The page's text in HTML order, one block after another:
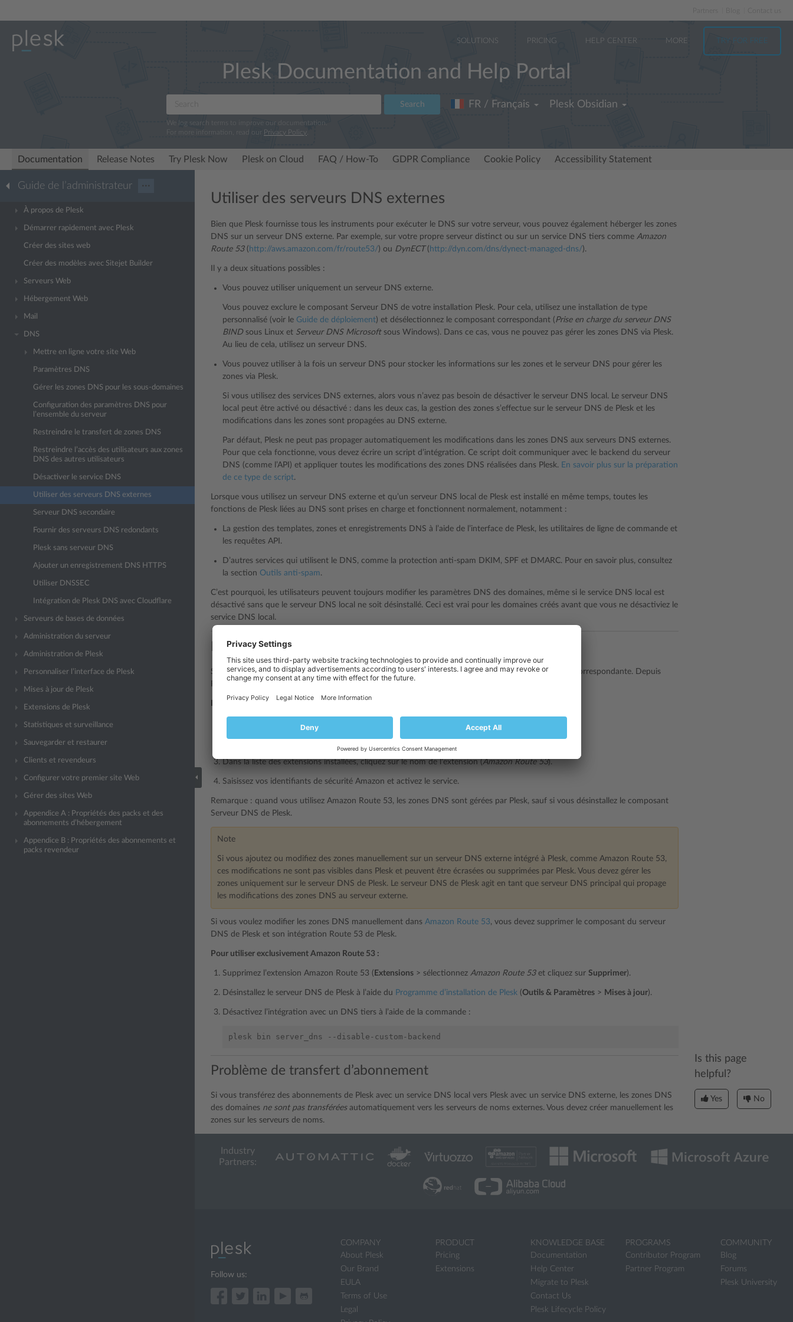
Partners
SOLUTIONS PRICING HELP CENTER MORE TRY FOR FREE
Plesk Documentation and Help Portal
Search
We log search terms to improve our documentation.
For more information, read our Privacy Policy
FR / Français Plesk Obsidian
Documentation Release Notes Try Plesk Now Plesk on Cloud FAQ / How-To GDPR Compliance Cookie Policy Accessibility Statement
Guide de l’administrateur ···
À propos de Plesk
Démarrer rapidement avec Plesk
Créer des sites web
Créer des modèles avec Sitejet Builder
Serveurs Web
Hébergement Web
Mail
DNS
Mettre en ligne votre site Web
Paramètres DNS
Gérer les zones DNS pour les sous-domaines
Configuration des paramètres DNS pour
l’ensemble du serveur
Restreindre le transfert de zones DNS
Restreindre l’accès des utilisateurs aux zones
DNS des autres utilisateurs
Désactiver le service DNS
Utiliser des serveurs DNS externes
Serveur DNS secondaire
Fournir des serveurs DNS redondants
Plesk sans serveur DNS
Ajouter un enregistrement DNS HTTPS
Utiliser DNSSEC
Intégration de Plesk DNS avec Cloudflare
Serveurs de bases de données
Administration du serveur
Administration de Plesk
Personnaliser l’interface de Plesk
Mises à jour de Plesk
Extensions de Plesk
Statistiques et surveillance
Sauvegarder et restaurer
Clients et revendeurs
Configurer votre premier site Web
Gérer des sites Web
Appendice A : Propriétés des packs et des
abonnements d’hébergement
Appendice B : Propriétés des abonnements et
packs revendeur
Utiliser des serveurs DNS externes
Bien que Plesk fournisse tous les instruments pour exécuter le DNS sur votre serveur, vous pouvez également héberger les zones
DNS sur un serveur DNS externe. Par exemple, sur votre propre serveur distinct ou sur un service DNS tiers comme Amazon
Route 53( http://aws.amazon.com/fr/route53/) ou DynECT ( http://dyn.com/dns/dynect-managed-dns/).
Il y a deux situations possibles :
Vous pouvez utiliser uniquement un serveur DNS externe.
Vous pouvez exclure le composant Serveur DNS de votre installation Plesk. Pour cela, utilisez une installation de type
personnalisé (voir le Guide de déploiement) et désélectionnez le composant correspondant (Prise en charge du serveur DNS
BINDsous Linux et Serveur DNS Microsoftsous Windows). Dans ce cas, vous ne pouvez pas gérer les zones DNS via Plesk.
Au lieu de cela, utilisez un serveur DNS.
Vous pouvez utiliser à la fois un serveur DNS pour stocker les informations sur les zones et le serveur DNS pour gérer les
zones via Plesk.
Si vous utilisez des services DNS externes, alors vous n’avez pas besoin de désactiver le serveur DNS local. Le serveur DNS
local peut être activé ou désactivé : dans les deux cas, la gestion des zones s’effectue sur le serveur DNS de Plesk et les
modifications dans les zones sont propagées au DNS externe.
Par défaut, Plesk ne peut pas propager automatiquement les modifications dans les zones DNS aux serveurs DNS externes.
Pour que cela fonctionne, vous devez écrire un script d’intégration. Ce script doit communiquer avec le backend du serveur
DNS (comme l’API) et appliquer toutes les modifications des zones DNS réalisées dans Plesk. En savoir plus sur la préparation
de ce type de script.
Lorsque vous utilisez un serveur DNS externe et qu’un serveur DNS local de Plesk est installé en même temps, toutes les
fonctions de Plesk liées au DNS sont prises en charge et fonctionnent normalement, notamment :
La gestion des templates, zones et enregistrements DNS à l’aide de l’interface de Plesk, les utilitaires de ligne de commande et
les requêtes API.
D’autres services qui utilisent le DNS, comme la protection anti-spam DKIM, SPF et DMARC. Pour en savoir plus, consultez
la section Outils anti-spam.
C’est pourquoi, les utilisateurs peuvent toujours modifier les paramètres DNS des domaines, même si le service DNS local est
désactivé sans que le serveur DNS local ne soit désinstallé. Ceci est vrai pour les domaines créés avant que vous ne désactiviez le
service DNS local.
Intégration avec Amazon Route 53
Si vous voulez utiliser le service DNS Amazon Route 53 avec Plesk, vous pouvez installer l’extension correspondante. Depuis
Plesk 12.0, cette extension est disponible dans le
Pour intégrer Plesk à Amazon Route 53 :
Dans la liste des extensions installées, cliquez sur le nom de l’extension (Amazon Route 53).
Saisissez vos identifiants de sécurité Amazon et activez le service.
Remarque : quand vous utilisez Amazon Route 53, les zones DNS sont gérées par Plesk, sauf si vous désinstallez le composant
Serveur DNS de Plesk.
Note
Si vous ajoutez ou modifiez des zones manuellement sur un serveur DNS externe intégré à Plesk, comme Amazon Route 53,
ces modifications ne sont pas visibles dans Plesk et peuvent être écrasées ou supprimées par Plesk. Vous devez gérer les
zones uniquement sur le serveur DNS de Plesk. Le serveur DNS de Plesk agit en tant que serveur DNS principal qui propage
les modifications des zones DNS au serveur externe.
Si vous voulez modifier les zones DNS manuellement dans Amazon Route 53, vous devez supprimer le composant du serveur
DNS de Plesk et son intégration Route 53 de Plesk.
Pour utiliser exclusivement Amazon Route 53 :
Supprimez l’extension Amazon Route 53 ( Extensions > sélectionnez Amazon Route 53et cliquez sur Supprimer).
Désinstallez le serveur DNS de Plesk à l’aide du Programme d’installation de Plesk (Outils & Paramètres > Mises à jour).
Désactivez l’intégration avec un DNS tiers à l’aide de la commande :
Problème de transfert d’abonnement
Si vous transférez des abonnements de Plesk avec un service DNS local vers Plesk avec un service DNS externe, les zones DNS
des domaines ne sont pas transféréesautomatiquement vers les serveurs de noms externes. Vous devez créer manuellement les
zones sur les serveurs de noms.
Is this page
helpful?
Yes No
Industry
Partners:
Follow us:
COMPANY
About Plesk
Our Brand
EULA
Terms of Use
Legal
PRODUCT
Pricing
Extensions
KNOWLEDGE BASE
Documentation
Help Center
Migrate to Plesk
Contact Us
Plesk Lifecycle Policy
PROGRAMS
Contributor Program
Partner Program
COMMUNITY
Blog
Forums
Plesk University